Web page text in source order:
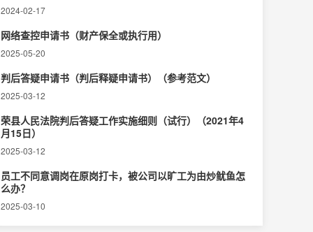
2024-02-17
网络查控申请书（财产保全或执行用）
2025-05-20
判后答疑申请书（判后释疑申请书）（参考范文）
2025-03-12
荣县人民法院判后答疑工作实施细则（试行）（2021年4
月15日）
2025-03-12
员工不同意调岗在原岗打卡，被公司以旷工为由炒鱿鱼怎
么办？
2025-03-10